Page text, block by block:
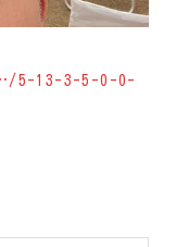
13-3-5-0-0-